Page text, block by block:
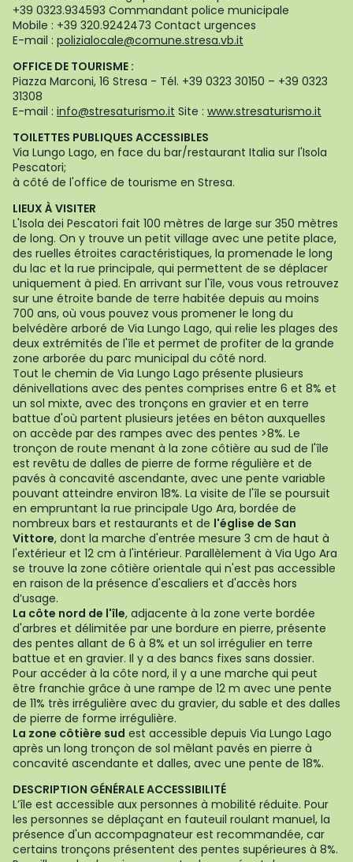
+39 0323.934593 Commandant police municipale
Mobile : +39 320.9242473 Contact urgences
E-mail : polizialocale@comune.stresa.vb.it
OFFICE DE TOURISME :
Piazza Marconi, 16 Stresa - Tél. +39 0323 30150 – +39 0323
31308
E-mail : info@stresaturismo.it Site : www.stresaturismo.it
TOILETTES PUBLIQUES ACCESSIBLES
Via Lungo Lago, en face du bar/restaurant Italia sur l'Isola
Pescatori;
à côté de l'office de tourisme en Stresa.
LIEUX À VISITER
L'Isola dei Pescatori fait 100 mètres de large sur 350 mètres
de long. On y trouve un petit village avec une petite place,
des ruelles étroites caractéristiques, la promenade le long
du lac et la rue principale, qui permettent de se déplacer
uniquement à pied. En arrivant sur l'île, vous vous retrouvez
sur une étroite bande de terre habitée depuis au moins
700 ans, où vous pouvez vous promener le long du
belvédère arboré de Via Lungo Lago, qui relie les plages des
deux extrémités de l'île et permet de profiter de la grande
zone arborée du parc municipal du côté nord.
Tout le chemin de Via Lungo Lago présente plusieurs
dénivellations avec des pentes comprises entre 6 et 8% et
un sol mixte, avec des tronçons en gravier et en terre
battue d'où partent plusieurs jetées en béton auxquelles
on accède par des rampes avec des pentes >8%. Le
tronçon de route menant à la zone côtière au sud de l'île
est revêtu de dalles de pierre de forme régulière et de
pavés à concavité ascendante, avec une pente variable
pouvant atteindre environ 18%. La visite de l'île se poursuit
en empruntant la rue principale Ugo Ara, bordée de
nombreux bars et restaurants et de l'église de San
Vittore, dont la marche d'entrée mesure 3 cm de haut à
l'extérieur et 12 cm à l'intérieur. Parallèlement à Via Ugo Ara
se trouve la zone côtière orientale qui n'est pas accessible
en raison de la présence d'escaliers et d'accès hors
d’usage.
La côte nord de l'île, adjacente à la zone verte bordée
d'arbres et délimitée par une bordure en pierre, présente
des pentes allant de 6 à 8% et un sol irrégulier en terre
battue et en gravier. Il y a des bancs fixes sans dossier.
Pour accéder à la côte nord, il y a une marche qui peut
être franchie grâce à une rampe de 12 m avec une pente
de 11% très irrégulière avec du gravier, du sable et des dalles
de pierre de forme irrégulière.
La zone côtière sud est accessible depuis Via Lungo Lago
après un long tronçon de sol mêlant pavés en pierre à
concavité ascendante et dalles, avec une pente de 18%.
DESCRIPTION GÉNÉRALE ACCESSIBILITÉ
L’île est accessible aux personnes à mobilité réduite. Pour
les personnes se déplaçant en fauteuil roulant manuel, la
présence d'un accompagnateur est recommandée, car
certains tronçons présentent des pentes supérieures à 8%.